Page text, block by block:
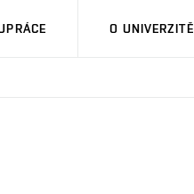
O UNIVERZITĚ